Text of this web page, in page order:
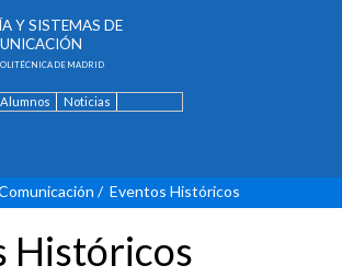
Y SISTEMAS DE
DE MADRID
Noticias
/ Eventos Históricos
Históricos